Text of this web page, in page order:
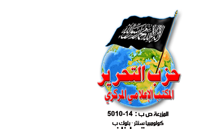
Excerpts from the Ameer of Hizb ut Tahrir